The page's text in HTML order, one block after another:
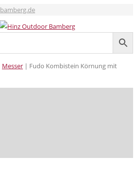
Messer | Fudo Kombistein Körnung mit